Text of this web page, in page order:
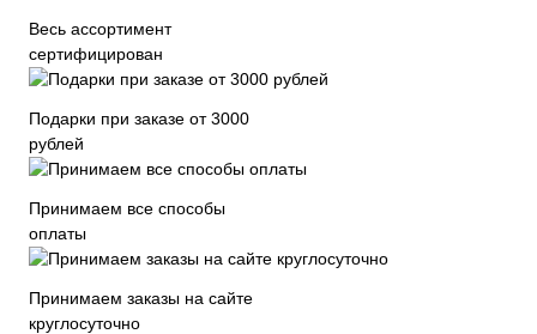
Весь ассортимент
сертифицирован
Подарки при заказе от 3000
рублей
Принимаем все способы
оплаты
Принимаем заказы на сайте
круглосуточно